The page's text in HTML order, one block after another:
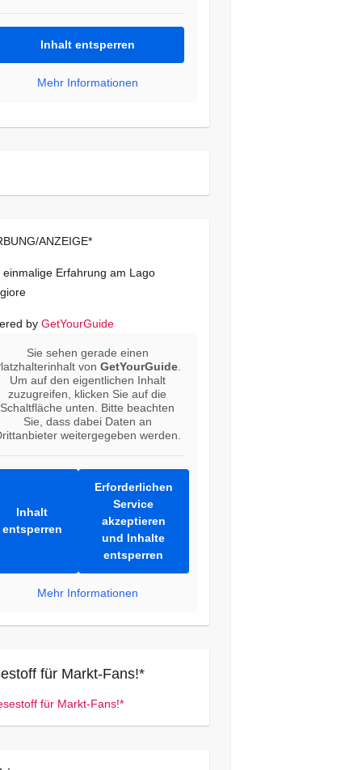
Inhalt entsperren
Mehr Informationen
ANZEIGE*
einmalige Erfahrung am Lago
by GetYourGuide
Sie sehen gerade einen
vonGetYourGuide
Um auf den eigentlichen Inhalt
zuzugreifen, klicken Sie auf die
Schaltfläche unten. Bitte beachten
Sie, dass dabei Daten an
weitergegeben werden.
Inhalt
entsperren
Erforderlichen
Service
akzeptieren
und Inhalte
entsperren
Mehr Informationen
für Markt-Fans!*